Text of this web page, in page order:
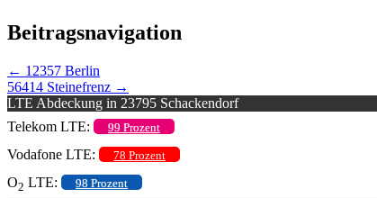
Beitragsnavigation
← 12357 Berlin
56414 Steinefrenz →
LTE Abdeckung in 23795 Schackendorf
Telekom LTE:
99 Prozent
Vodafone LTE: 78 Prozent
O2 LTE: 98 Prozent